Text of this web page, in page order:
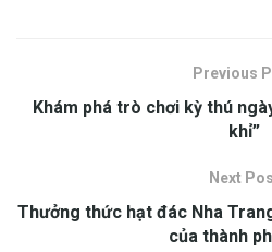
Previous
Khám phá trò chơi kỳ thú
khỉ”
Next
Thưởng thức hạt đác Nha
của thành